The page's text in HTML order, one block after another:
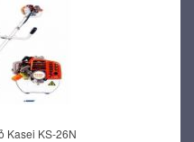
Kasei KS-26N